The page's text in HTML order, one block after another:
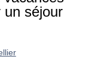
un séjour